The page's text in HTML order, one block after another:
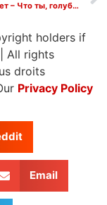
Афанасий Фет – Что ты, голубчик, задумчив сидишь
holders if
All rights
droits
Privacy Policy
Email